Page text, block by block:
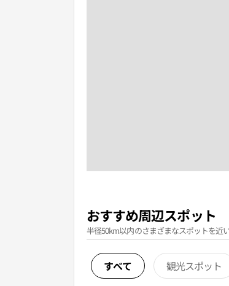
おすすめ周辺スポット
半径50km以内のさまざまなスポットを近
すべて 観光スポット